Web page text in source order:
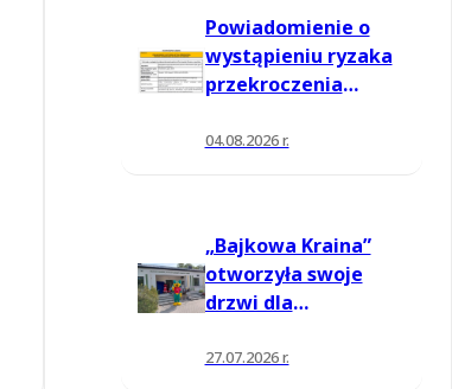
Powiadomienie o
wystąpieniu ryzaka
przekroczenia
informowania dla
04.08.2026 r.
„Bajkowa Kraina”
otworzyła swoje
drzwi dla
27.07.2026 r.